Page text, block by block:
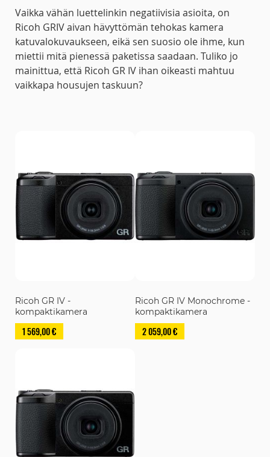
Vaikka vähän luettelinkin negatiivisia asioita, on
Ricoh GRIV aivan hävyttömän tehokas kamera
katuvalokuvaukseen, eikä sen suosio ole ihme, kun
miettii mitä pienessä paketissa saadaan. Tuliko jo
mainittua, että Ricoh GR IV ihan oikeasti mahtuu
vaikkapa housujen taskuun?
Ricoh GR IV -
kompaktikamera
1 569,00 €
Ricoh GR IV Monochrome -
kompaktikamera
2 059,00 €